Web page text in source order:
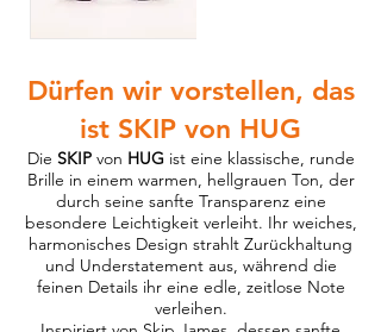
Dürfen wir vorstellen, das
ist SKIP von HUG
Die SKIPvon HUGist eine klassische, runde
Brille in einem warmen, hellgrauen Ton, der
durch seine sanfte Transparenz eine
besondere Leichtigkeit verleiht. Ihr weiches,
harmonisches Design strahlt Zurückhaltung
und Understatement aus, während die
feinen Details ihr eine edle, zeitlose Note
verleihen.